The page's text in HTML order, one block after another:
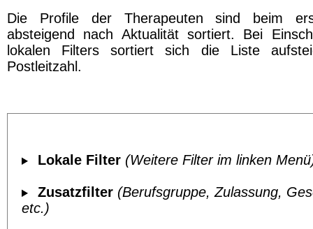
Die Profile der Therapeuten sind beim
absteigend nach Aktualität sortiert. Bei
lokalen Filters sortiert sich die Liste
Postleitzahl.
Lokale Filter (Weitere Filter im linken
Zusatzfilter (Berufsgruppe, Zulassung,
etc.)